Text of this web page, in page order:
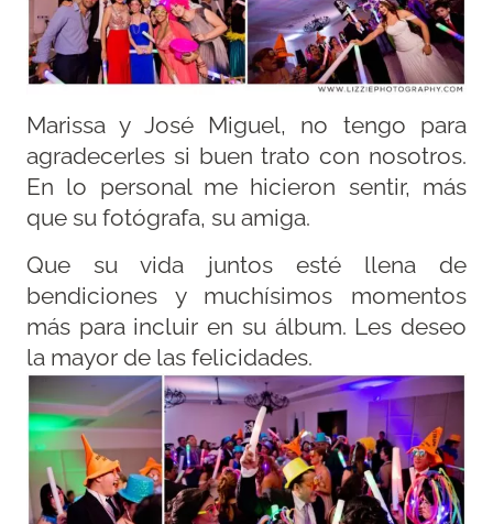
Marissa y José Miguel, no tengo para
agradecerles si buen trato con nosotros.
En lo personal me hicieron sentir, más
que su fotógrafa, su amiga.
Que su vida juntos esté llena de
bendiciones y muchísimos momentos
más para incluir en su álbum. Les deseo
la mayor de las felicidades.